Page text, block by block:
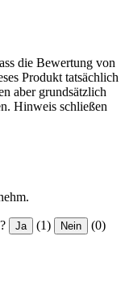
die Bewertung von
Produkt tatsächlich
aber grundsätzlich
Hinweis schließen
Ja (1) Nein (0)